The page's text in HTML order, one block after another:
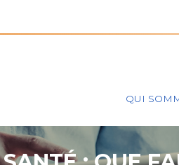
Principal
QUI